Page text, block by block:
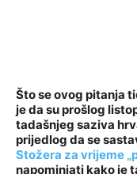
Što se ovog pitanja
je da su prošlog
tadašnjeg saziva
prijedlog da se
Stožera za vrijeme
napominjati kako je